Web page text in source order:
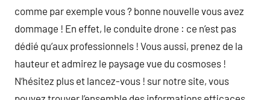
comme par exemple vous ? bonne nouvelle vous avez
dommage ! En effet, le conduite drone : ce n’est pas
dédié qu’aux professionnels ! Vous aussi, prenez de la
hauteur et admirez le paysage vue du cosmoses !
N’hésitez plus et lancez-vous ! sur notre site, vous